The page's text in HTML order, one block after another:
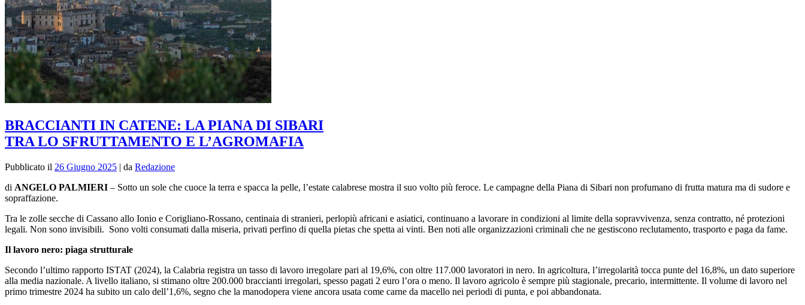
BRACCIANTI IN CATENE: LA PIANA DI SIBARI
TRA LO SFRUTTAMENTO E L’AGROMAFIA
Pubblicato il 26 Giugno 2025 | da Redazione
di ANGELO PALMIERI – Sotto un sole che cuoce la terra e spacca la pelle, l’estate calabrese mostra il suo volto più feroce. Le campagne della Piana di Sibari non profumano di frutta matura ma di sudore e
sopraffazione.
Tra le zolle secche di Cassano allo Ionio e Corigliano‑Rossano, centinaia di stranieri, perlopiù africani e asiatici, continuano a lavorare in condizioni al limite della sopravvivenza, senza contratto, né protezioni
legali. Non sono invisibili. Sono volti consumati dalla miseria, privati perfino di quella pietas che spetta ai vinti. Ben noti alle organizzazioni criminali che ne gestiscono reclutamento, trasporto e paga da fame.
Il lavoro nero: piaga strutturale
Secondo l’ultimo rapporto ISTAT (2024), la Calabria registra un tasso di lavoro irregolare pari al 19,6%, con oltre 117.000 lavoratori in nero. In agricoltura, l’irregolarità tocca punte del 16,8%, un dato superiore
alla media nazionale. A livello italiano, si stimano oltre 200.000 braccianti irregolari, spesso pagati 2 euro l’ora o meno. Il lavoro agricolo è sempre più stagionale, precario, intermittente. Il volume di lavoro nel
primo trimestre 2024 ha subito un calo dell’1,6%, segno che la manodopera viene ancora usata come carne da macello nei periodi di punta, e poi abbandonata.